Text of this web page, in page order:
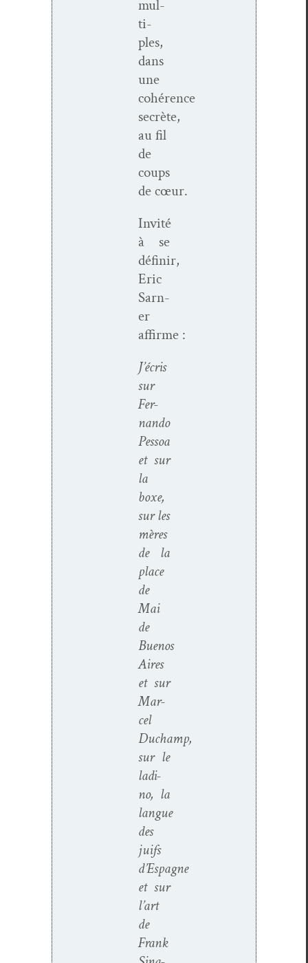
mul­
ti­
ples,
dans
une
cohérence
secrète,
au fil
de
coups
de cœur.
Invité
à se
définir,
Eric
Sarn­
er
affirme :
J’écris
sur
Fer­
nan­do
Pes­soa
et sur
la
boxe,
sur les
mères
de la
place
de
Mai
de
Buenos
Aires
et sur
Mar­
cel
Duchamp,
sur le
ladi­
no, la
langue
des
juifs
d’Espagne
et sur
l’art
de
Frank